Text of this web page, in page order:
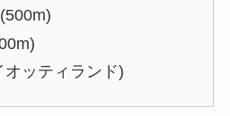
ッティランド)